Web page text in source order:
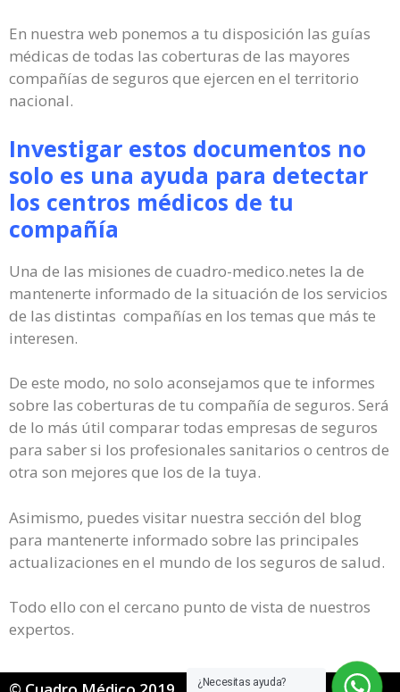
¿Necesitas ayuda?
En nuestra web ponemos a tu disposición las guías
médicas de todas las coberturas de las mayores
compañías de seguros que ejercen en el territorio
nacional.
Investigar estos documentos no
solo es una ayuda para detectar
los centros médicos de tu
compañía
Una de las misiones de cuadro-medico.netes la de
mantenerte informado de la situación de los servicios
de las distintas compañías en los temas que más te
interesen.
De este modo, no solo aconsejamos que te informes
sobre las coberturas de tu compañía de seguros. Será
de lo más útil comparar todas empresas de seguros
para saber si los profesionales sanitarios o centros de
otra son mejores que los de la tuya.
Asimismo, puedes visitar nuestra sección del blog
para mantenerte informado sobre las principales
actualizaciones en el mundo de los seguros de salud.
Todo ello con el cercano punto de vista de nuestros
expertos.